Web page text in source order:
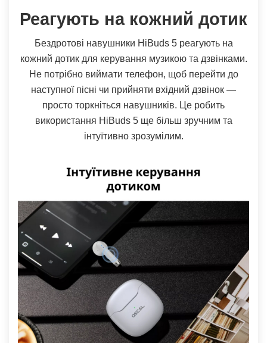
Реагують на кожний дотик
Бездротові навушники HiBuds 5 реагують на
кожний дотик для керування музикою та дзвінками.
Не потрібно виймати телефон, щоб перейти до
наступної пісні чи прийняти вхідний дзвінок —
просто торкніться навушників. Це робить
використання HiBuds 5 ще більш зручним та
інтуїтивно зрозумілим.